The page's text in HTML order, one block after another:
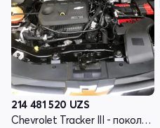
214 481 520 UZS
Chevrolet Tracker III - поколение рестайлинг